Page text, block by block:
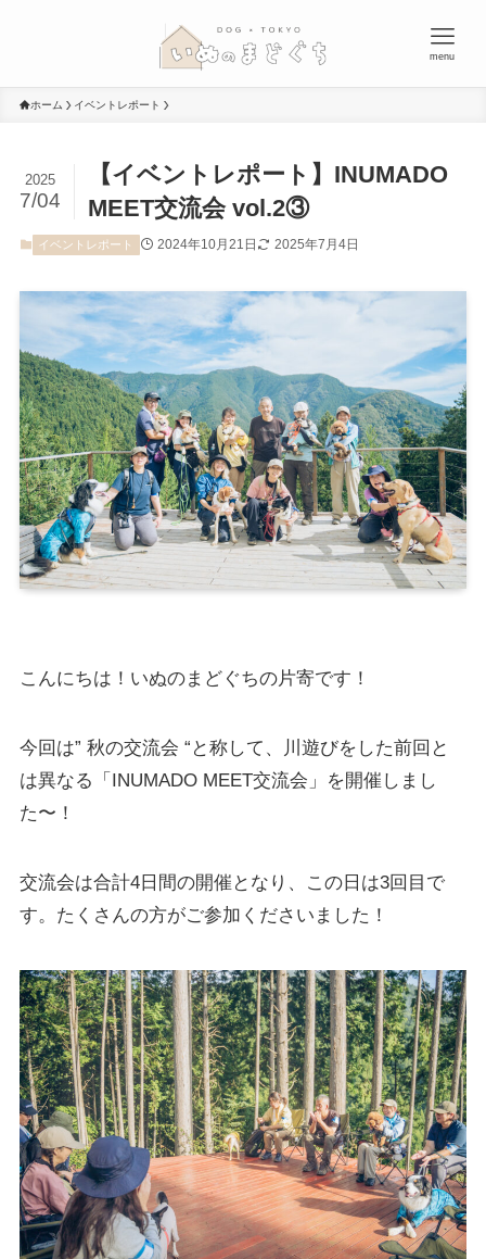
menu
ホーム イベントレポート
【イベントレポート】INUMADO
MEET交流会 vol.2③
2025
7/04
イベントレポート 2024年10月21日 2025年7月4日
こんにちは！いぬのまどぐちの片寄です！
今回は” 秋の交流会 “と称して、川遊びをした前回と
は異なる「INUMADO MEET交流会」を開催しまし
た〜！
交流会は合計4日間の開催となり、この日は3回目で
す。たくさんの方がご参加くださいました！